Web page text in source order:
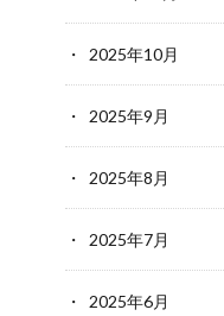
2025年10月
2025年9月
2025年8月
2025年7月
2025年6月